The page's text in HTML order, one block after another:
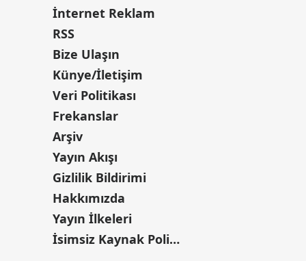
İnternet Reklam
RSS
Bize Ulaşın
Künye/İletişim
Veri Politikası
Frekanslar
Arşiv
Yayın Akışı
Gizlilik Bildirimi
Hakkımızda
Yayın İlkeleri
İsimsiz Kaynak Politikası